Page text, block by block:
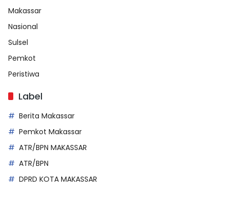
Makassar
Nasional
Sulsel
Pemkot
Peristiwa
Label
Berita Makassar
Pemkot Makassar
ATR/BPN MAKASSAR
ATR/BPN
DPRD KOTA MAKASSAR